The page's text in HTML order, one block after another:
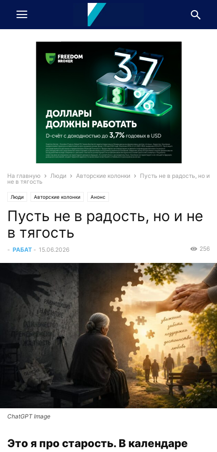
На главную Люди Авторские колонки
Пусть не в радость, но и
не в тягость
Люди Авторские колонки Анонс
Пусть не в радость, но и не
в тягость
- РАБАТ - 15.06.2026 256
ChatGPT Image
Это я про старость. В календаре